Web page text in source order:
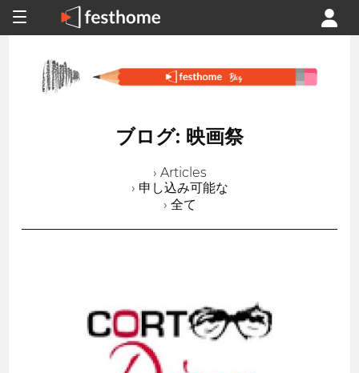
ブログ: 映画祭
› Articles
› 申し込み可能な
› 全て